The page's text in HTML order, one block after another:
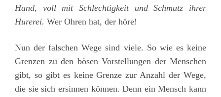
Hand, voll mit Schlechtigkeit und Schmutz ihrer
Hurerei. Wer Ohren hat, der höre!
Nun der falschen Wege sind viele. So wie es keine
Grenzen zu den bösen Vorstellungen der Menschen
gibt, so gibt es keine Grenze zur Anzahl der Wege,
die sie sich ersinnen können. Denn ein Mensch kann